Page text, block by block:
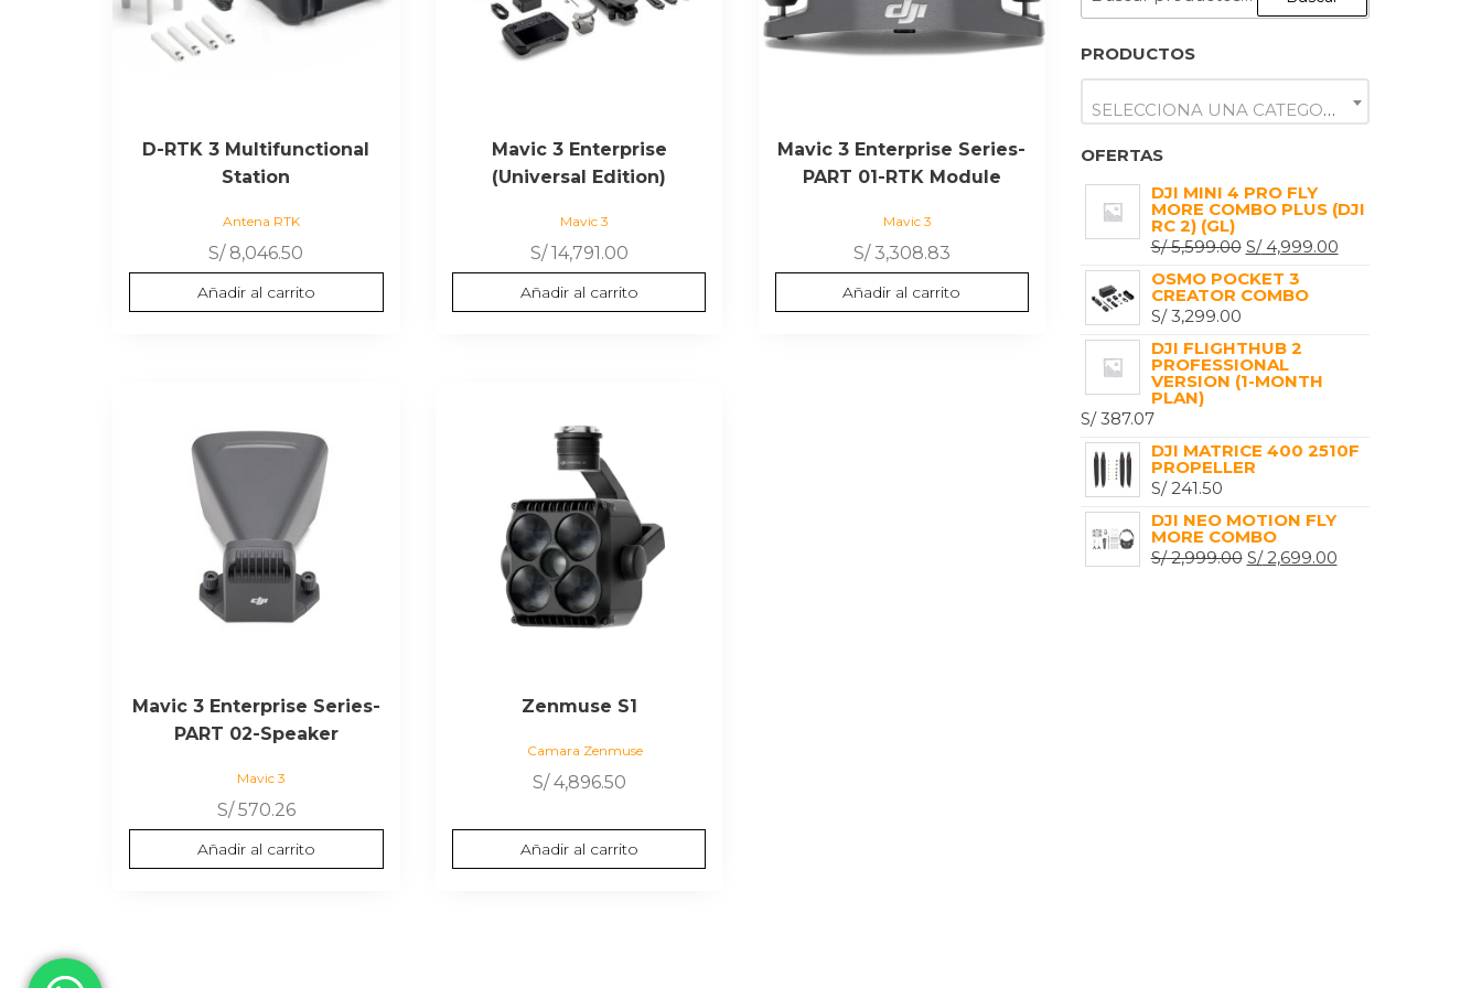
D-RTK 3 Multifunctional
Station
Antena RTK
S/8,046.50
Añadir al carrito
Mavic 3 Enterprise
(Universal Edition)
Mavic 3
S/14,791.00
Añadir al carrito
Mavic 3 Enterprise Series-
PART 01-RTK Module
Mavic 3
S/3,308.83
Añadir al carrito
Mavic 3 Enterprise Series-
PART 02-Speaker
Mavic 3
S/570.26
Añadir al carrito
Zenmuse S1
Camara Zenmuse
S/4,896.50
Añadir al carrito
PRODUCTOS
SELECCIONA UNA CATEGORÍA
OFERTAS
DJI MINI 4 PRO FLY
MORE COMBO PLUS (DJI
RC 2) (GL)
S/5,599.00 EL
PRECIO
ORIGINAL
S/ 5,599.00.
S/4,999.00EL
OSMO POCKET 3
CREATOR COMBO
S/3,299.00
DJI FLIGHTHUB 2
PROFESSIONAL
VERSION (1-MONTH
PLAN)
S/387.07
DJI MATRICE 400 2510F
PROPELLER
S/241.50
DJI NEO MOTION FLY
MORE COMBO
S/2,999.00 EL
S/2,699.00EL